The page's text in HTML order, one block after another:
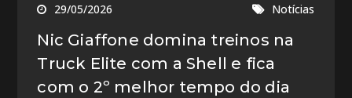
29/05/2026 Notícias
Nic Giaffone domina treinos na
Truck Elite com a Shell e fica
com o 2º melhor tempo do dia